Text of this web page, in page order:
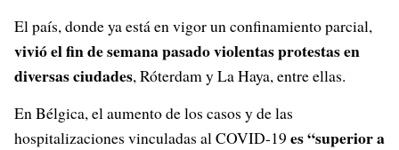
El país, donde ya está en vigor un confinamiento parcial,
vivió el fin de semana pasado violentas protestas en
diversas ciudades, Róterdam y La Haya, entre ellas.
En Bélgica, el aumento de los casos y de las
hospitalizaciones vinculadas al COVID-19 es “superior a